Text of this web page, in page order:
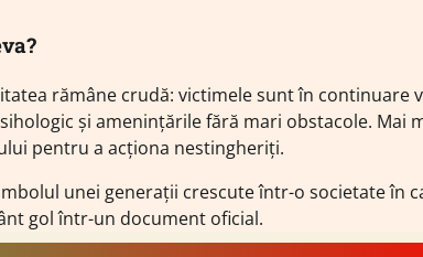
rămâne crudă: victimele sunt în continuare
și amenințările fără mari obstacole. Mai
pentru a acționa nestingheriți.
unei generații crescute într-o societate în
gol într-un document oficial.